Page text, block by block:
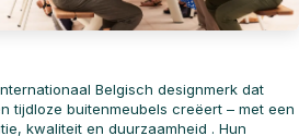
Belgisch designmerk dat
tijdloze buitenmeubels creëert – met een
kwaliteit en duurzaamheid . Hun